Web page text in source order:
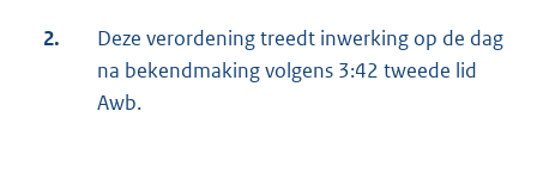
2.
Deze verordening treedt inwerking op de dag
na bekendmaking volgens 3:42 tweede lid
Awb.